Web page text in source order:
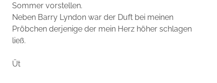
Sommer vorstellen.
Neben Barry Lyndon war der Duft bei meinen
Pröbchen derjenige der mein Herz höher schlagen
ließ.
Üt